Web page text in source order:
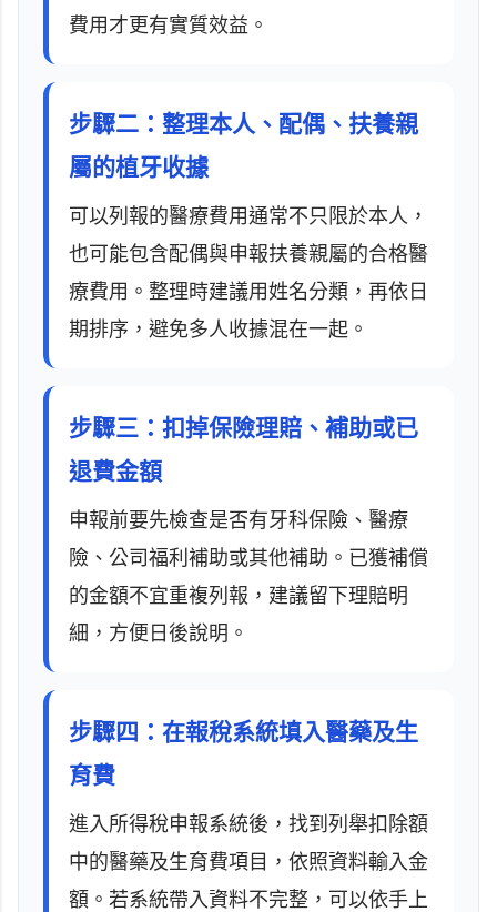
費用才更有實質效益。
步驟二：整理本人、配偶、扶養親
屬的植牙收據
可以列報的醫療費用通常不只限於本人，
也可能包含配偶與申報扶養親屬的合格醫
療費用。整理時建議用姓名分類，再依日
期排序，避免多人收據混在一起。
步驟三：扣掉保險理賠、補助或已
退費金額
申報前要先檢查是否有牙科保險、醫療
險、公司福利補助或其他補助。已獲補償
的金額不宜重複列報，建議留下理賠明
細，方便日後說明。
步驟四：在報稅系統填入醫藥及生
育費
進入所得稅申報系統後，找到列舉扣除額
中的醫藥及生育費項目，依照資料輸入金
額。若系統帶入資料不完整，可以依手上